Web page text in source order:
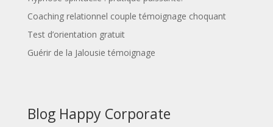
Coaching relationnel couple témoignage choquant
Test d’orientation gratuit
Guérir de la Jalousie témoignage
Blog Happy Corporate